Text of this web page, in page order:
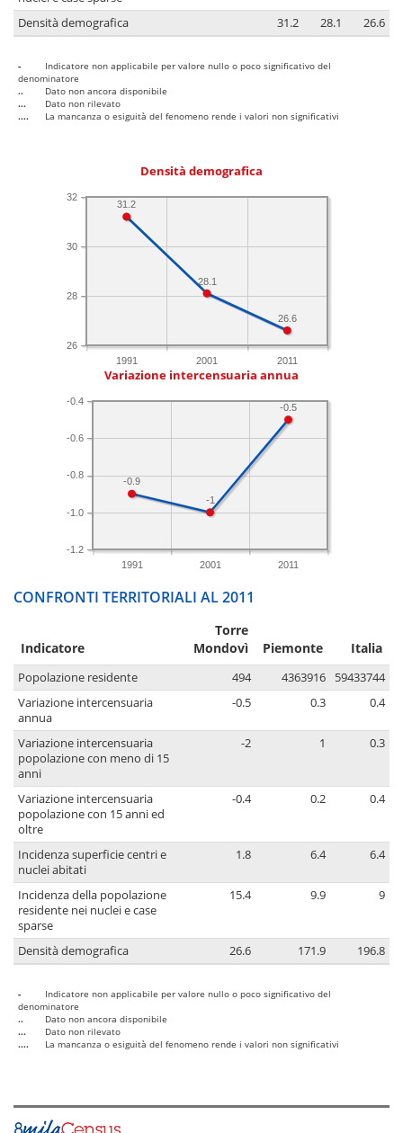
Densità demografica 31.2 28.1 26.6
-
Indicatore non applicabile per valore nullo o poco significativo del
denominatore
..
Dato non ancora disponibile
...
Dato non rilevato
....
La mancanza o esiguità del fenomeno rende i valori non significativi
Densità demografica
1991 2001 2011
26
28
30
32
26.6
28.1
31.2
Variazione intercensuaria annua
1991 2001 2011
-1.2
-1.0
-0.8
-0.6
-0.4
-0.5
-1
-0.9
CONFRONTI TERRITORIALI AL 2011
Indicatore
Torre
Mondovì
Piemonte Italia
Popolazione residente 494 4363916
59433744
Variazione intercensuaria
annua
-0.5 0.3 0.4
Variazione intercensuaria
popolazione con meno di 15
anni
-2 1 0.3
Variazione intercensuaria
popolazione con 15 anni ed
oltre
-0.4 0.2 0.4
Incidenza superficie centri e
nuclei abitati
1.8 6.4 6.4
Incidenza della popolazione
residente nei nuclei e case
sparse
15.4 9.9 9
Densità demografica 26.6 171.9 196.8
-
Indicatore non applicabile per valore nullo o poco significativo del
denominatore
..
Dato non ancora disponibile
...
Dato non rilevato
....
La mancanza o esiguità del fenomeno rende i valori non significativi